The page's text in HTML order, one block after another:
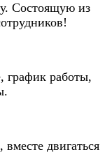
Состоящую из
график работы,
вместе двигаться